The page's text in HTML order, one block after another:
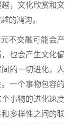
，文化欣赏和文
的鸿沟。
不交融可能会产
也会产生文化偏
的一切进化，人
一个事物包容的
事物的进化速度
多样性之间的联